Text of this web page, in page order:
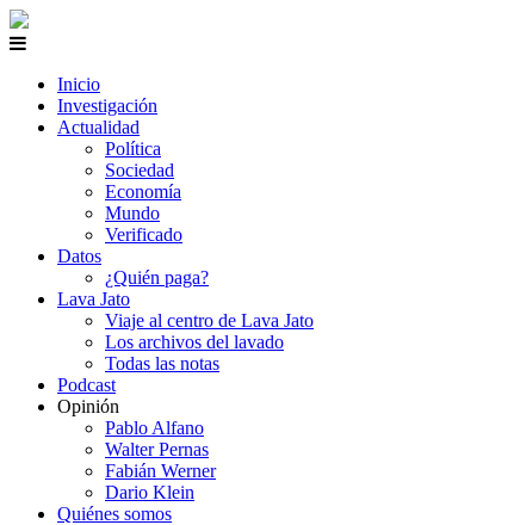
Inicio
Investigación
Actualidad
Política
Sociedad
Economía
Mundo
Verificado
Datos
¿Quién paga?
Lava Jato
Viaje al centro de Lava Jato
Los archivos del lavado
Todas las notas
Podcast
Opinión
Pablo Alfano
Walter Pernas
Fabián Werner
Dario Klein
Quiénes somos